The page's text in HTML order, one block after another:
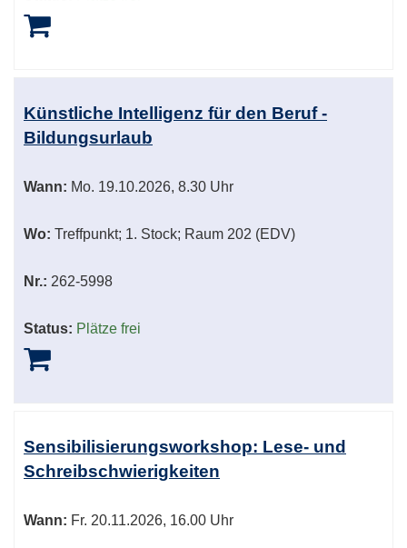
Künstliche Intelligenz für den Beruf -
Bildungsurlaub
Wann: Mo. 19.10.2026, 8.30 Uhr
Wo: Treffpunkt; 1. Stock; Raum 202 (EDV)
Nr.: 262-5998
Status: Plätze frei
Sensibilisierungsworkshop: Lese- und
Schreibschwierigkeiten
Wann: Fr. 20.11.2026, 16.00 Uhr